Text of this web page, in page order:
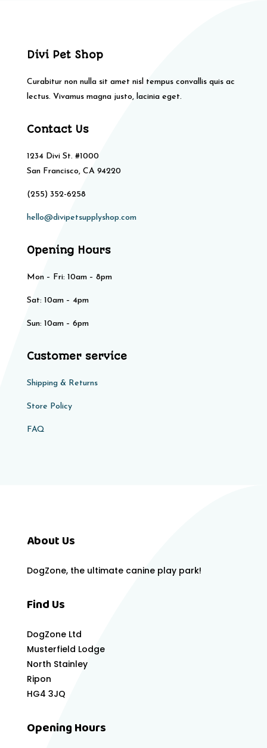
Divi Pet Shop
Curabitur non nulla sit amet nisl tempus convallis quis ac
lectus. Vivamus magna justo, lacinia eget.
Contact Us
1234 Divi St. #1000
San Francisco, CA 94220
(255) 352-6258
hello@divipetsupplyshop.com
Opening Hours
Mon – Fri: 10am – 8pm
Sat: 10am – 4pm​​
Sun: 10am – 6pm
Customer service
Shipping & Returns
Store Policy​​
FAQ
About Us
DogZone, the ultimate canine play park!
Find Us
DogZone Ltd
Musterfield Lodge
North Stainley
Ripon
HG4 3JQ
Opening Hours